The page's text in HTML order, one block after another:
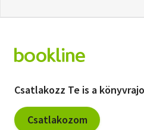
Csatlakozz Te is a
Csatlakozom